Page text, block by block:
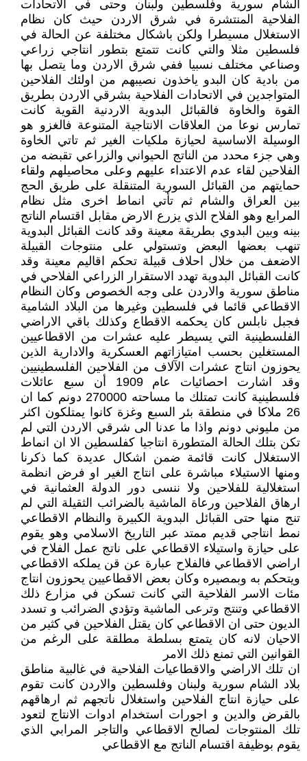
الشام سورية وفلسطين ولبنان وحتى في الاتحادات
الفلاحية المنتشرة في شرق الاردن حيث كان نظام
الاستغلال مسيطرا ولكن باشكال مختلفة عن الحالة في
فلسطين مثلا والتي كانت تتمتع بتطور انتاجي زراعي
وصناعي مختلف نسبيا ففي شرق الاردن وما يتصل بها
من بادية كان البدو ياخذون نصيبهم من اولئك الفلاحين
المتواجدين في الاتحادات الفلاحية بشرقي الاردن بطريق
القوة والخاوة فالقبائل البدوية الاردنية القوية كانت
تمارس نوعا من العلاقات الانتاجية المتنوعة فالغزو هو
الوسيلة الاساسية لحيازة ملكيات الغير ثم تاتي الخاوة
وهي جزء محدد من الناتج الحيواني والزراعي تقبضه من
الفلاحين لقاء عدم الاعتداء عليهم وعلى محاصيلهم ولقاء
حمايتهم من القبائل السورية المتنقلة على طريق الحج
بين العراق والشام ثم تأتي انماط اخرى مثل نظام
المرابع وهو الفلاح الذي يزرع الارض مقابل اقتسام الناتج
بينه وبين البدوي بطريقة معينة وقد كانت القبائل البدوية
تنهب بعضها البعض وتستولي على منتوجات القبيلة
الاضعف من خلال احلاف قبيلة تحكم اقاليم معينة وقد
كانت القبائل البدوية تهدد الاستقرار الزراعي الفلاحي في
مناطق سورية والاردن على وجه الخصوص وكان النظام
الاقطاعي قائما في فلسطين وغيرها من البلاد الشامية
فجبل نابلس كان يحكمه الاقطاع وكذلك باقي الاراضي
الفلسطينية التي يسيطر عليه عشرات من الاقطاعيين
المستغلين بحسب امتيازاتهم العسكرية والادارية الذين
يحوزون انتاج عشرات الآلاف من الفلاحين الفلسطينيين
وقد اشارت احصائيات عام 1909 أن سبع عائلات
فلسطينية كانت تمتلك ما مساحته 270000 دونم كما ان
26 ملاكا في منطقة بئر السبع وغزة كانوا يمتلكون اكثر
من مليوني دونم واذا ما عدنا الى شرقي الاردن التي لم
تكن بتلك الحالة المتطورة انتاجيا كفلسطين الا ان انماط
الاستغلال كانت قائمة ضمن اشكال عديدة كما ذكرنا
ومنها الاستيلاء مباشرة على انتاج الغير او فرض انظمة
استغلالية للفلاحين ولا ننسى دور الدولة العثمانية في
ارهاق الفلاحين ورعاة الماشية بالضرائب الثقيلة التي لم
تنج منها حتى القبائل البدوية الكبيرة والنظام الاقطاعي
نمط انتاجي قديم ممتد عبر التاريخ الاسلامي وهو يقوم
على حيازة واستيلاء الاقطاعي على ناتج عمل الفلاح في
اراضي الاقطاعي فالفلاح عبارة عن قن يملكه الاقطاعي
ويتحكم به وبمصيره وكان بعض الاقطاعيين يحوزون انتاج
مئات الاسر الفلاحية التي كانت تسكن في مزارع ذلك
الاقطاعي وتنتج وترعى الماشية وتؤدي الضرائب و تسدد
الديون حتى ان الاقطاعي كان يقتل الفلاحين في كثير من
الاحيان لانه كان يتمتع بسلطة مطلقة على الرغم من
القوانين التي تمنع ذلك الامر
ان تلك الاراضي والاقطاعيات الفلاحية في غالبية مناطق
بلاد الشام سورية ولبنان وفلسطين والاردن كانت تقوم
على حيازة انتاج الفلاحين واستغلال ناتجهم ثم ارهاقهم
بالقرض والدين و اجورات استخدام ادوات الانتاج لتعود
تلك المنتوجات لصالح الاقطاعي والتاجر المرابي الذي
يقوم بوظيفة اقتسام الناتج مع الاقطاعي